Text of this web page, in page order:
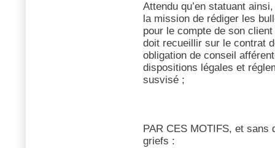
Attendu qu’en statuant
la mission de rédiger les
pour le compte de son
doit recueillir sur le contrat
obligation de conseil
dispositions légales et
susvisé ;
PAR CES MOTIFS, et sans
griefs :